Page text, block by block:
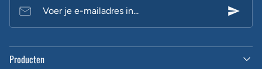
Voer je e-mailadres in...
Producten